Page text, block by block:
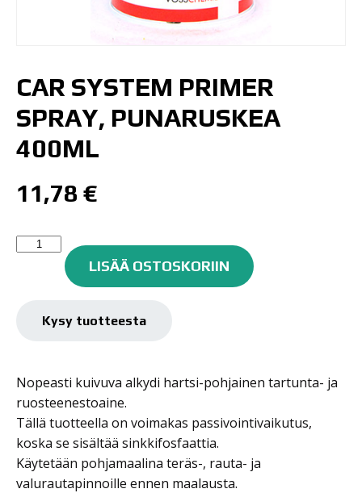
CAR SYSTEM PRIMER
SPRAY, PUNARUSKEA
400ML
11,78 €
Car
punaruskea
LISÄÄ OSTOSKORIIN
Kysy tuotteesta
Nopeasti kuivuva alkydi hartsi-pohjainen tartunta- ja
ruosteenestoaine.
Tällä tuotteella on voimakas passivointivaikutus,
koska se sisältää sinkkifosfaattia.
Käytetään pohjamaalina teräs-, rauta- ja
valurautapinnoille ennen maalausta.